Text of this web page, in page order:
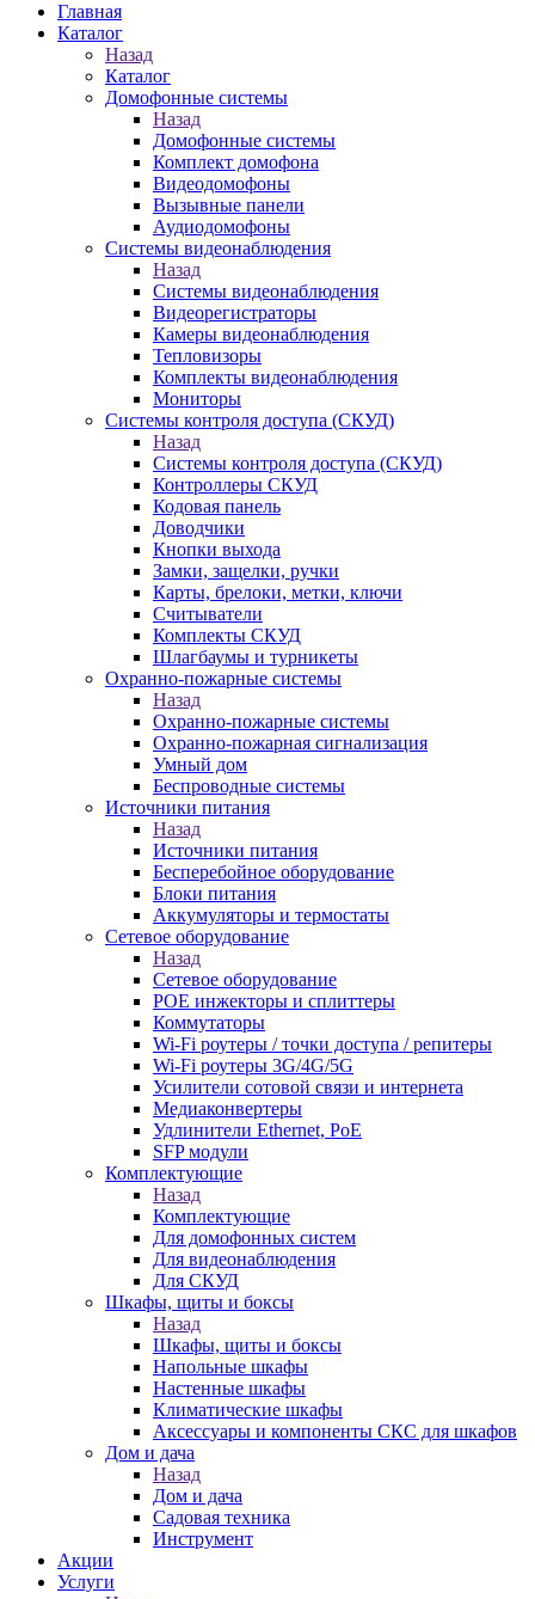
Главная
Каталог
Назад
Каталог
Домофонные системы
Назад
Домофонные системы
Комплект домофона
Видеодомофоны
Вызывные панели
Аудиодомофоны
Системы видеонаблюдения
Назад
Системы видеонаблюдения
Видеорегистраторы
Камеры видеонаблюдения
Тепловизоры
Комплекты видеонаблюдения
Мониторы
Системы контроля доступа (СКУД)
Назад
Системы контроля доступа (СКУД)
Контроллеры СКУД
Кодовая панель
Доводчики
Кнопки выхода
Замки, защелки, ручки
Карты, брелоки, метки, ключи
Считыватели
Комплекты СКУД
Шлагбаумы и турникеты
Охранно-пожарные системы
Назад
Охранно-пожарные системы
Охранно-пожарная сигнализация
Умный дом
Беспроводные системы
Источники питания
Назад
Источники питания
Бесперебойное оборудование
Блоки питания
Аккумуляторы и термостаты
Сетевое оборудование
Назад
Сетевое оборудование
POE инжекторы и сплиттеры
Коммутаторы
Wi-Fi роутеры / точки доступа / репитеры
Wi-Fi роутеры 3G/4G/5G
Усилители сотовой связи и интернета
Медиаконвертеры
Удлинители Ethernet, PoE
SFP модули
Комплектующие
Назад
Комплектующие
Для домофонных систем
Для видеонаблюдения
Для СКУД
Шкафы, щиты и боксы
Назад
Шкафы, щиты и боксы
Напольные шкафы
Настенные шкафы
Климатические шкафы
Аксессуары и компоненты СКС для шкафов
Дом и дача
Назад
Дом и дача
Садовая техника
Инструмент
Акции
Услуги